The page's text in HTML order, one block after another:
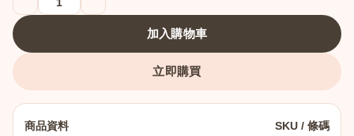
加入購物車
立即購買
商品資料 SKU / 條碼